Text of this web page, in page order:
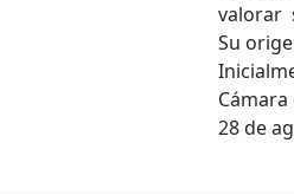
valorar
Su
28 de